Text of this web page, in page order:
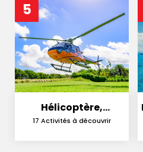
5
Hélicoptère,
Hydravion et
17 Activités à découvrir